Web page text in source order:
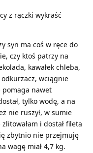
z rączki wykraść
syn ma coś w ręce do
czy ktoś patrzy na
kawałek chleba,
wciągnie
pomaga nawet
tylko wodę, a na
nie ruszył, w sumie
i dostał fileta
zbytnio nie przejmuję
wagę miał 4,7 kg.